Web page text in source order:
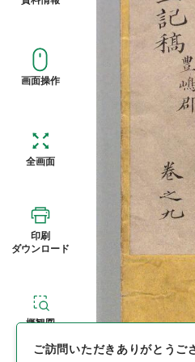
画面操作
全画面
印刷
ダウンロード
概観図
ご訪問いただきありがとうご